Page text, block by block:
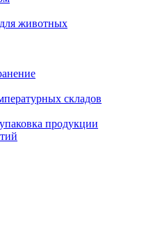
животных
складов
продукции